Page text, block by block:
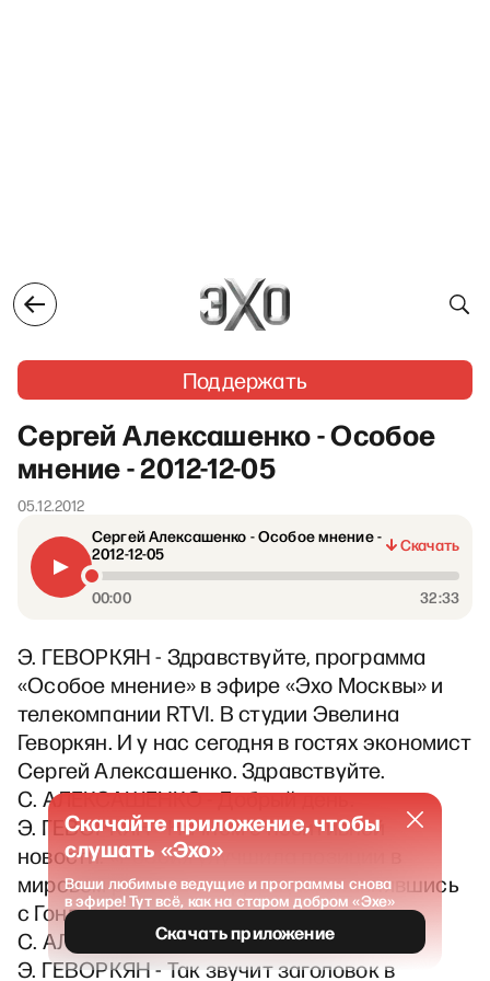
Поддержать
Сергей Алексашенко - Особое
мнение - 2012-12-05
05.12.2012
Сергей Алексашенко - Особое мнение -
2012-12-05
Скачать
00:00 32:33
Э. ГЕВОРКЯН - Здравствуйте, программа
«Особое мнение» в эфире «Эхо Москвы» и
телекомпании RTVI. В студии Эвелина
Геворкян. И у нас сегодня в гостях экономист
Сергей Алексашенко. Здравствуйте.
С. АЛЕКСАШЕНКО - Добрый день.
Э. ГЕВОРКЯН - Начнём с позитивной
новости. «Россия улучшила позиции в
мировом рейтинге коррупции, сравнявшись
с Гондурасом».
С. АЛЕКСАШЕНКО - Уже смешно.
Э. ГЕВОРКЯН - Так звучит заголовок в
Скачайте приложение, чтобы
слушать «Эхо»
Ваши любимые ведущие и программы снова
в эфире! Тут всё, как на старом добром «Эхе»
Скачать приложение